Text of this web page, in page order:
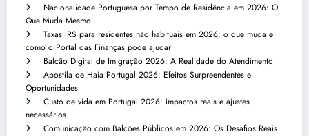
Nacionalidade Portuguesa por Tempo de Residência em 2026: O
Que Muda Mesmo
Taxas IRS para residentes não habituais em 2026: o que muda e
como o Portal das Finanças pode ajudar
Balcão Digital de Imigração 2026: A Realidade do Atendimento
Apostila de Haia Portugal 2026: Efeitos Surpreendentes e
Oportunidades
Custo de vida em Portugal 2026: impactos reais e ajustes
necessários
Comunicação com Balcões Públicos em 2026: Os Desafios Reais